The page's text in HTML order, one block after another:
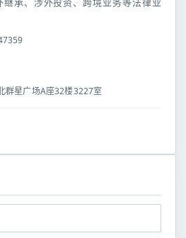
群星广场A座32楼3227室